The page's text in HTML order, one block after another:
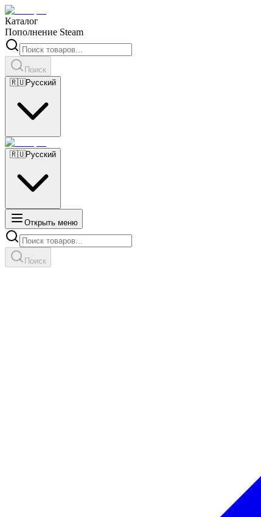
Каталог
Пополнение Steam
Поиск
🇷🇺Русский
🇷🇺Русский
Открыть меню
Поиск